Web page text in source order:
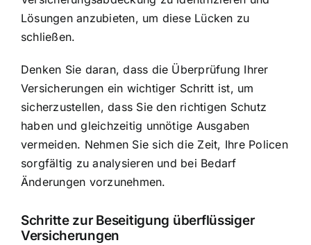
Lösungen anzubieten, um diese Lücken zu
schließen.
Denken Sie daran, dass die Überprüfung Ihrer
Versicherungen ein wichtiger Schritt ist, um
sicherzustellen, dass Sie den richtigen Schutz
haben und gleichzeitig unnötige Ausgaben
vermeiden. Nehmen Sie sich die Zeit, Ihre Policen
sorgfältig zu analysieren und bei Bedarf
Änderungen vorzunehmen.
Schritte zur Beseitigung überflüssiger
Versicherungen